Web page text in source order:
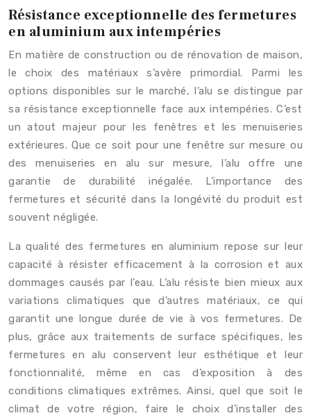
Résistance exceptionnelle des fermetures
en aluminium aux intempéries
En matière de construction ou de rénovation de maison,
le choix des matériaux s’avère primordial. Parmi les
options disponibles sur le marché, l’alu se distingue par
sa résistance exceptionnelle face aux intempéries. C’est
un atout majeur pour les fenêtres et les menuiseries
extérieures. Que ce soit pour une fenêtre sur mesure ou
des menuiseries en alu sur mesure, l’alu offre une
garantie de durabilité inégalée. L’importance des
fermetures et sécurité dans la longévité du produit est
souvent négligée.
La qualité des fermetures en aluminium repose sur leur
capacité à résister efficacement à la corrosion et aux
dommages causés par l’eau. L’alu résiste bien mieux aux
variations climatiques que d’autres matériaux, ce qui
garantit une longue durée de vie à vos fermetures. De
plus, grâce aux traitements de surface spécifiques, les
fermetures en alu conservent leur esthétique et leur
fonctionnalité, même en cas d’exposition à des
conditions climatiques extrêmes. Ainsi, quel que soit le
climat de votre région, faire le choix d’installer des